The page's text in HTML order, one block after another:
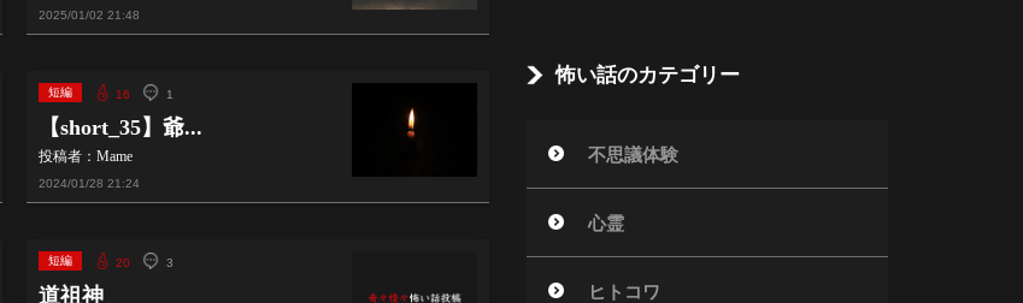
怖い話のカテゴリー
不思議体験
心霊
ヒトコワ
2025/01/02 21:48
短編 16 1
【short_35】爺...
投稿者：Mame
2024/01/28 21:24
短編 20 3
道祖神